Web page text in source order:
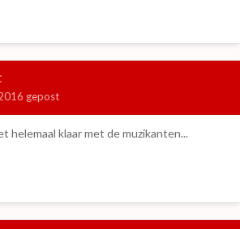
gepost
helemaal klaar met de muzikanten...